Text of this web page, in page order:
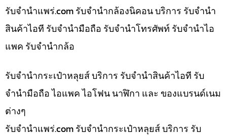
รับจํานําแพร่.com รับจำนำกล้องนิคอน บริการ รับจำนำ
สินค้าไอที รับจำนำมือถือ รับจำนำโทรศัพท์ รับจำนำไอ
แพค รับจำนำกล้อ
รับจำนำกระเป๋าหลุยส์ บริการ รับจำนำสินค้าไอที รับ
จำนำมือถือ ไอแพค ไอโฟน นาฬิกา และ ของแบรนด์เนม
ต่างๆ
รับจํานําแพร่.com รับจำนำกระเป๋าหลุยส์ บริการ รับ